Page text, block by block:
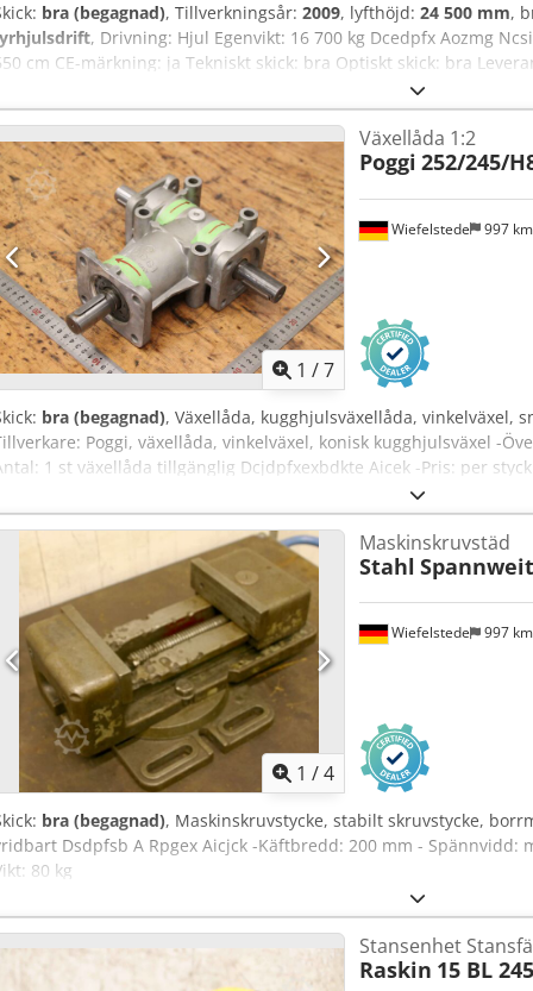
bra (begagnad), Tillverkningsår: 2009, lyfthöjd: 24 500 mm,
, Drivning: Hjul Egenvikt: 16 700 kg Dcedpfx Aozmg
cm CE-märkning: ja Tekniskt skick: bra Optiskt skick: bra
för mer information. Tillverkare: Liftlux Modell: 245-25
Data: Max. arbetshöjd: 26,50 m Plattformshöjd: 24,50
5,50 x 2,45 m Plattformslängd, utskjuten: 7,80 m Totalmått
med/utan räcke: 4,26/3,27 m Körbar upp till
för inomhusbruk: nej Vita däck: nej Egenvikt: 16 700 kg
fästpunkter för fallskyddssystem (PSA) Notis:
41468 Neuss Omedelbart tillgänglig
1 /7
Wiefelstede 997
Växellåda 1:2
Poggi 252/245/
bra (begagnad), Växellåda, kugghjulsväxellåda, vinkelväxel,
Poggi, växellåda, vinkelväxel, konisk kugghjulsväxel -
1 st växellåda tillgänglig Dcjdpfxexbdkte Aicek -Pris: per
1 /4
Wiefelstede 997
Maskinskruvstäd
Stahl
bra (begagnad), Maskinskruvstycke, stabilt skruvstycke,
Dsdpfsb A Rpgex Aicjck -Käftbredd: 200 mm - Spännvidd:
80 kg
Stansenhet
Raskin 15 BL